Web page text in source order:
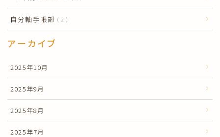
自分軸手帳部 2
アーカイブ
2025年10月
2025年9月
2025年8月
2025年7月